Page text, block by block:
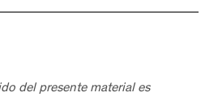
del presente material es